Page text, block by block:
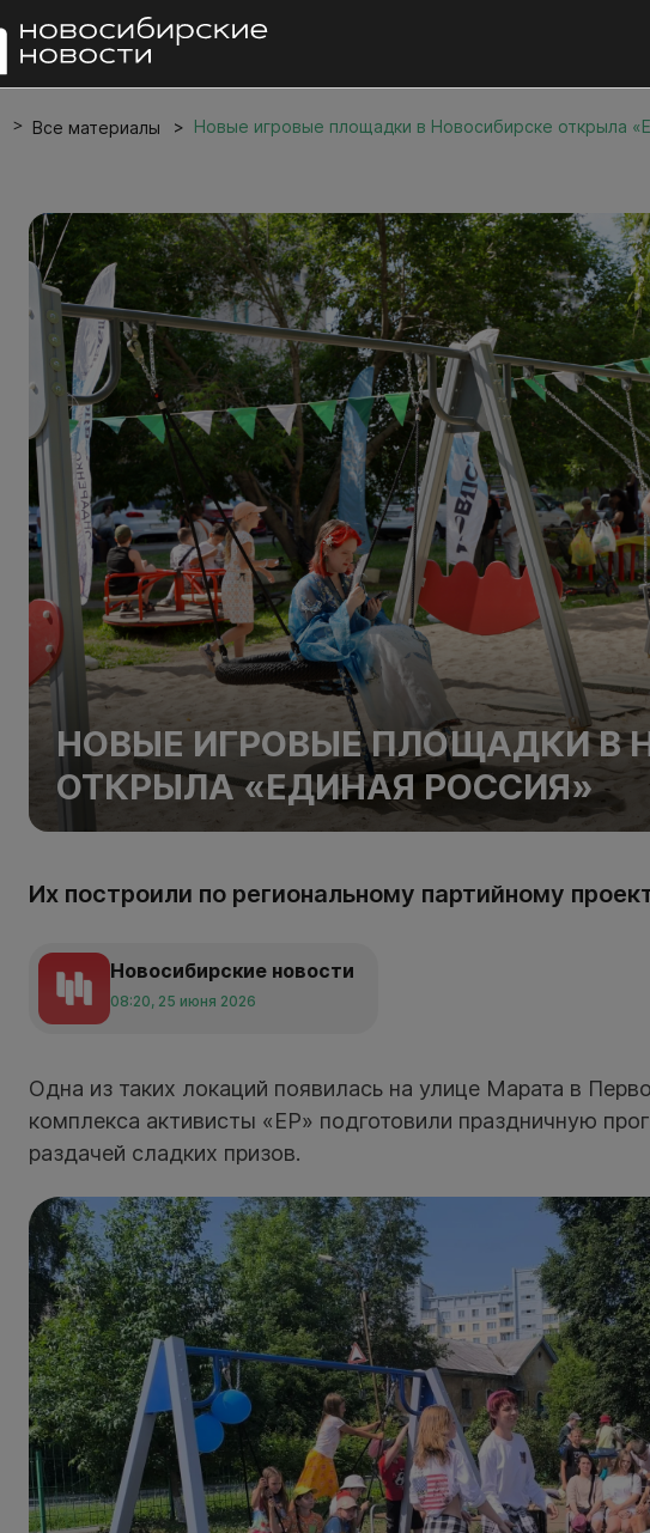
Все материалы Новые игровые площадки в Новосибирске открыла
НОВЫЕ ИГРОВЫЕ ПЛОЩАДКИ В
ОТКРЫЛА «ЕДИНАЯ РОССИЯ»
Их построили по региональному партийному
Новосибирские новости
08:20, 25 июня 2026
Одна из таких локаций появилась на улице Марата в
комплекса активисты «ЕР» подготовили праздничную
раздачей сладких призов.